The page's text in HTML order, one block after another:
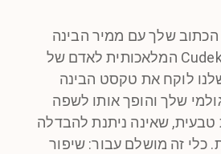
שלך עם ממיר הבינה
המלאכותית לאדם של CudekAI. מודל הבינה
לוקח את טקסט הבינה
שלך והופך אותו לשפה
שאינה ניתנת להבדלה
כלי זה מושלם עבור: שיפור